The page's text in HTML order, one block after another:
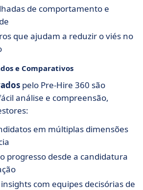
de comportamento e
que ajudam a reduzir o viés no
e Comparativos
pelo Pre-Hire 360 são
análise e compreensão,
em múltiplas dimensões
progresso desde a candidatura
com equipes decisórias de